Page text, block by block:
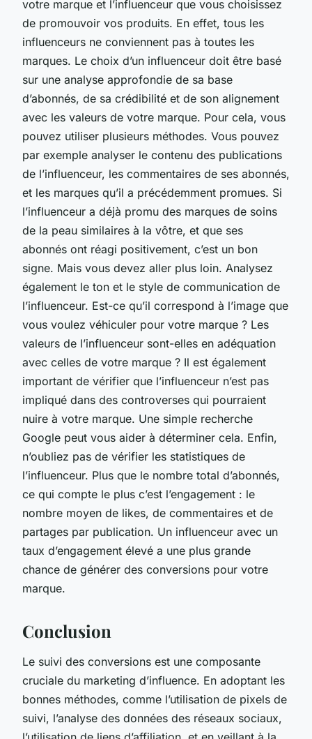
votre marque et l’influenceur que vous choisissez
de promouvoir vos produits. En effet, tous les
influenceurs ne conviennent pas à toutes les
marques. Le choix d’un influenceur doit être basé
sur une analyse approfondie de sa base
d’abonnés, de sa crédibilité et de son alignement
avec les valeurs de votre marque. Pour cela, vous
pouvez utiliser plusieurs méthodes. Vous pouvez
par exemple analyser le contenu des publications
de l’influenceur, les commentaires de ses abonnés,
et les marques qu’il a précédemment promues. Si
l’influenceur a déjà promu des marques de soins
de la peau similaires à la vôtre, et que ses
abonnés ont réagi positivement, c’est un bon
signe. Mais vous devez aller plus loin. Analysez
également le ton et le style de communication de
l’influenceur. Est-ce qu’il correspond à l’image que
vous voulez véhiculer pour votre marque ? Les
valeurs de l’influenceur sont-elles en adéquation
avec celles de votre marque ? Il est également
important de vérifier que l’influenceur n’est pas
impliqué dans des controverses qui pourraient
nuire à votre marque. Une simple recherche
Google peut vous aider à déterminer cela. Enfin,
n’oubliez pas de vérifier les statistiques de
l’influenceur. Plus que le nombre total d’abonnés,
ce qui compte le plus c’est l’engagement : le
nombre moyen de likes, de commentaires et de
partages par publication. Un influenceur avec un
taux d’engagement élevé a une plus grande
chance de générer des conversions pour votre
marque.
Conclusion
Le suivi des conversions est une composante
cruciale du marketing d’influence. En adoptant les
bonnes méthodes, comme l’utilisation de pixels de
suivi, l’analyse des données des réseaux sociaux,